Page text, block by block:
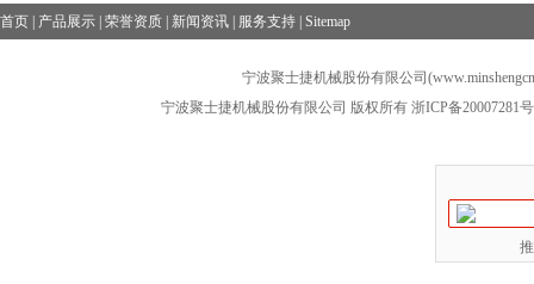
首页 产品展示 荣誉资质 新闻资讯 服务支持 Sitemap
宁波聚士捷机械股份有限公司
宁波聚士捷机械股份有限公司 版权所有 浙ICP备20007281